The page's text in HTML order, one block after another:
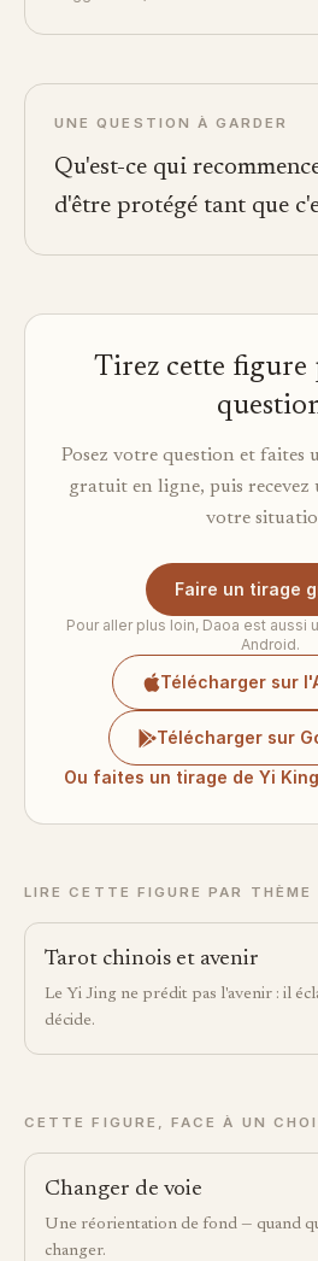
UNE QUESTION À GARDER
Qu'est-ce qui
d'être protégé tant que
Tirez cette figure
Posez votre question et faites
gratuit en ligne, puis recevez
votre
Faire un tirage
Pour aller plus loin, Daoa est aussi
Android.
Télécharger sur
Télécharger sur
Ou faites un tirage de Yi
LIRE CETTE FIGURE PAR THÈME
Tarot chinois et avenir
Le Yi Jing ne prédit pas l'avenir : il
décide.
CETTE FIGURE, FACE À UN
Changer de voie
Une réorientation de fond — quand
changer.